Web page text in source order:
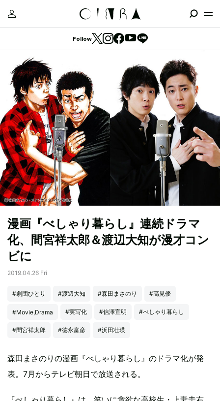
Follow
漫画『べしゃり暮らし』連続ドラマ
化、間宮祥太郎＆渡辺大知が漫才コン
ビに
2019.04.26 Fri
#劇団ひとり #渡辺大知 #森田まさのり #高見優
#Movie,Drama #実写化 #信澤宣明 #べしゃり暮らし
#間宮祥太郎 #徳永富彦 #浜田壮瑛
森田まさのりの漫画『べしゃり暮らし』のドラマ化が発
表。7月からテレビ朝日で放送される。